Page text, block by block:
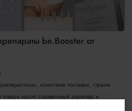
be.Booster от
комплекте поставки, стране
носит справочный характер и